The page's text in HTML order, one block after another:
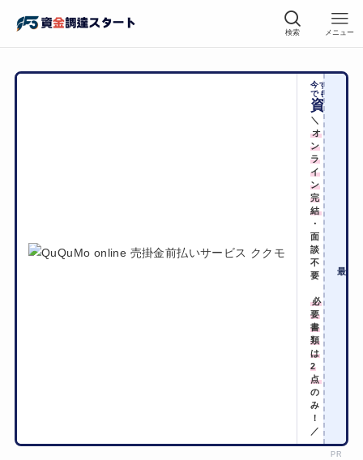
検索 メニュー
今すぐに
でも
資金化
＼
オ
ン
ラ
イ
ン
完
結
・
面
談
不
要
必
要
書
類
は
2
点
の
み
！
／
最短
PR